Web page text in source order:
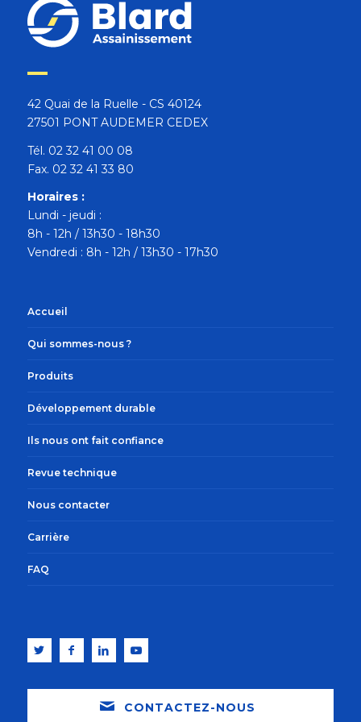
42 Quai de la Ruelle - CS 40124
27501 PONT AUDEMER CEDEX
Tél. 02 32 41 00 08
Fax. 02 32 41 33 80
Horaires :
Lundi - jeudi :
8h - 12h / 13h30 - 18h30
Vendredi : 8h - 12h / 13h30 - 17h30
Accueil
Qui sommes-nous ?
Produits
Développement durable
Ils nous ont fait confiance
Revue technique
Nous contacter
Carrière
FAQ
CONTACTEZ-NOUS